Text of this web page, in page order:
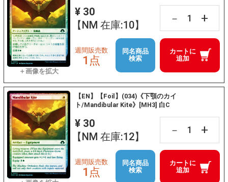
¥ 30
【NM 在庫:10】
－ +
カートに
追加
週間販売数
1点
同名商品
検索
【EN】【Foil】(034)《下顎のカイ
ト/Mandibular Kite》[MH3] 白C
¥ 30
【NM 在庫:12】
－ +
カートに
追加
週間販売数
1点
同名商品
検索